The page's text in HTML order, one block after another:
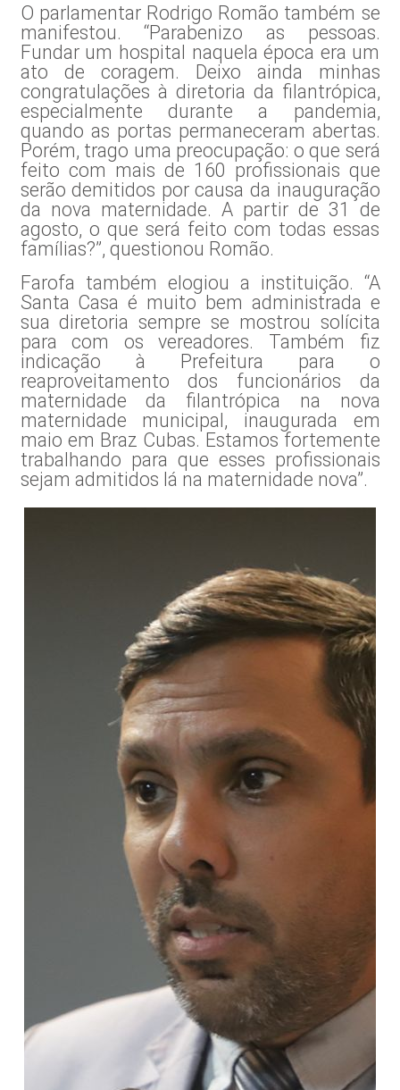
O parlamentar Rodrigo Romão também se
manifestou. “Parabenizo as pessoas.
Fundar um hospital naquela época era um
ato de coragem. Deixo ainda minhas
congratulações à diretoria da filantrópica,
especialmente durante a pandemia,
quando as portas permaneceram abertas.
Porém, trago uma preocupação: o que será
feito com mais de 160 profissionais que
serão demitidos por causa da inauguração
da nova maternidade. A partir de 31 de
agosto, o que será feito com todas essas
famílias?”, questionou Romão.
Farofa também elogiou a instituição. “A
Santa Casa é muito bem administrada e
sua diretoria sempre se mostrou solícita
para com os vereadores. Também fiz
indicação à Prefeitura para o
reaproveitamento dos funcionários da
maternidade da filantrópica na nova
maternidade municipal, inaugurada em
maio em Braz Cubas. Estamos fortemente
trabalhando para que esses profissionais
sejam admitidos lá na maternidade nova”.